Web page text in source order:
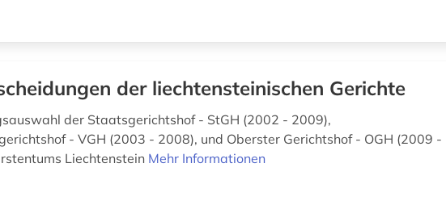
der liechtensteinischen Gerichte
der Staatsgerichtshof - StGH (2002 - 2009),
- VGH (2003 - 2008), und Oberster Gerichtshof - OGH (2009 -
Liechtenstein Mehr Informationen